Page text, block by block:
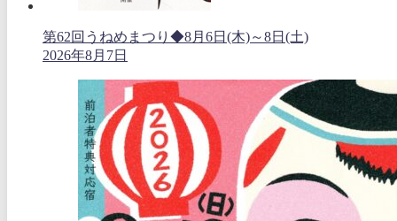
第62回うねめまつり◆8月6日(木)～8日(土)
2026年8月7日